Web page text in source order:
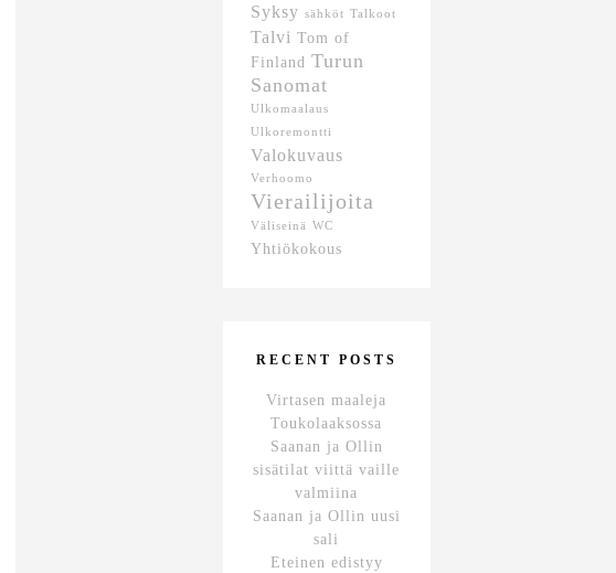
Syksy sähköt Talkoot
Talvi Tom of
Finland Turun
Sanomat
Ulkomaalaus
Ulkoremontti
Valokuvaus
Verhoomo
Vierailijoita
Väliseinä WC
Yhtiökokous
RECENT POSTS
Virtasen maaleja
Toukolaaksossa
Saanan ja Ollin
sisätilat viittä vaille
valmiina
Saanan ja Ollin uusi
sali
Eteinen edistyy